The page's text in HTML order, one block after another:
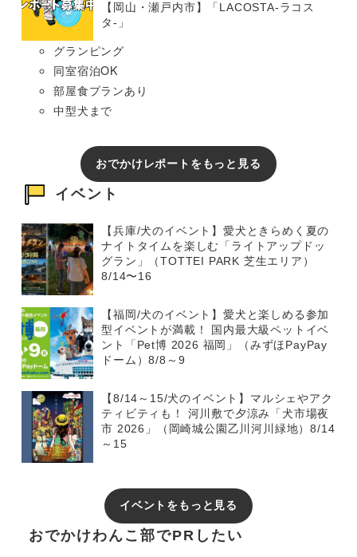
【岡山・瀬戸内市】「LACOSTA-ラコス
タ-」
グランピング
同室宿泊OK
部屋食プランあり
中型犬まで
おでかけレポートをもっと見る
イベント
【兵庫/犬のイベント】愛犬ときらめく夏の
ナイトタイムを楽しむ「ライトアップドッ
グラン」（TOTTEI PARK 芝生エリア）
8/14〜16
【福岡/犬のイベント】愛犬と楽しめる参加
型イベントが満載！ 国内最大級ペットイベ
ント「Pet博 2026 福岡」（みずほPayPay
ドーム）8/8～9
【8/14～15/犬のイベント】マルシェやアク
ティビティも！ 河川敷で夕涼み「犬市場夜
市 2026」（岡崎城公園乙川河川緑地）8/14
～15
イベントをもっと見る
おでかけわんこ部でPRしたい